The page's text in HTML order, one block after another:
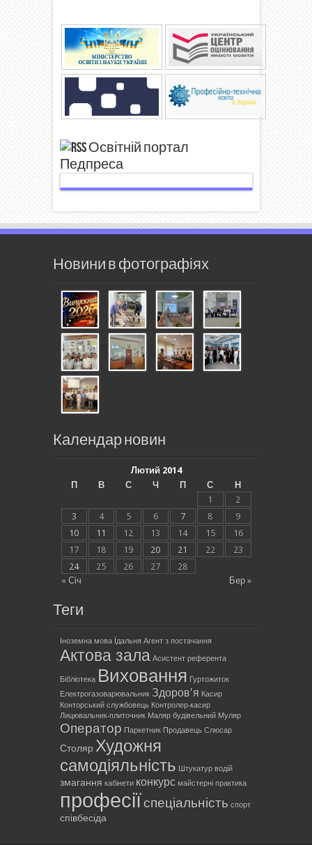
Освітній портал
Педпреса
Новини в фотографіях
Календар новин
Лютий 2014
П
В С Ч П С Н
« Січ Бер »
1
2
3
4 5 6 7 8
9
10
11 12 13 14 15
16
17
18 19 20 21 22
23
24
25 26 27 28
Теги
Іноземна мова Їдальня Агент з постачання
Актова зала Асистент референта
Бібліотека Виховання Гуртожиток
Електрогазоварювальник Здоров'я Касир
Конторський службовець Контролер-касир
Лицювальник-плиточник Маляр будівельний Муляр
Оператор Паркетник Продавець Слюсар
Столяр Художня
самодіяльність Штукатур водій
змагання кабінети конкурс майстерні практика
професіїспеціальність спорт
співбесіда